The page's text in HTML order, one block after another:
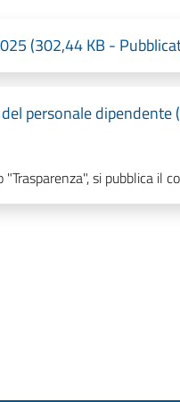
(302,44 KB -
personale dipendente
si pubblica il